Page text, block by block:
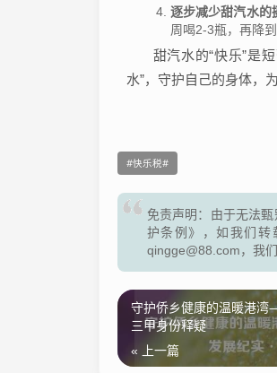
逐步减少甜汽水的
周喝2-3瓶，再降到
甜汽水的“快乐”是
水”，守护自己的身体，
快乐税
免责声明：由于无法
护条例》，如我们转
qingge@88.com，我们
守护侨乡健康的温暖港
三甲身份释疑
« 上一篇